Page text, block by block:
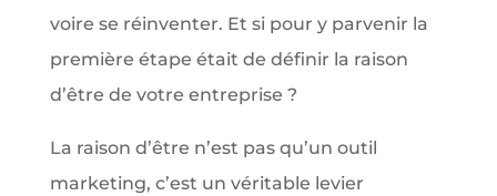
voire se réinventer. Et si pour y parvenir la
première étape était de définir la raison
d’être de votre entreprise ?
La raison d’être n’est pas qu’un outil
marketing, c’est un véritable levier